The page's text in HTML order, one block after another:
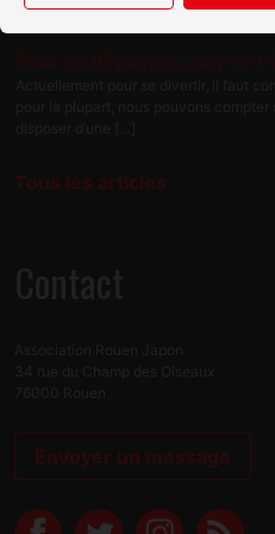
modalités […]
Tous les articles
Envoyer un message